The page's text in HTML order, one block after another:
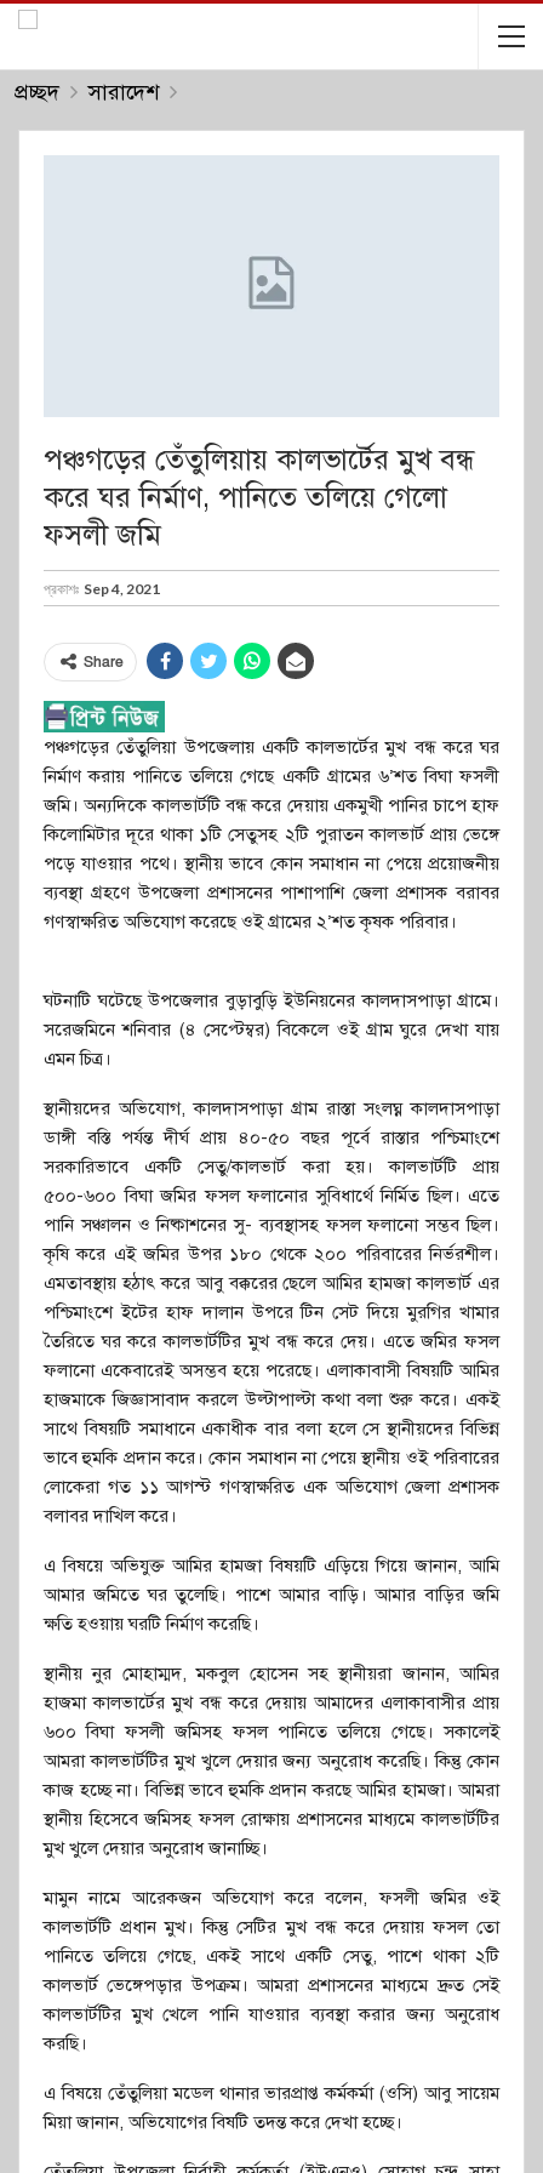
প্রচ্ছদ সারাদেশ
পঞ্চগড়ের তেঁতুলিয়ায় কালভার্টের মুখ বন্ধ
করে ঘর নির্মাণ, পানিতে তলিয়ে গেলো
ফসলী জমি
প্রকাশঃ Sep 4, 2021
Share
পঞ্চগড়ের তেঁতুলিয়া উপজেলায় একটি কালভার্টের মুখ বন্ধ করে ঘর
নির্মাণ করায় পানিতে তলিয়ে গেছে একটি গ্রামের ৬’শত বিঘা ফসলী
জমি। অন্যদিকে কালভার্টটি বন্ধ করে দেয়ায় একমুখী পানির চাপে হাফ
কিলোমিটার দূরে থাকা ১টি সেতুসহ ২টি পুরাতন কালভার্ট প্রায় ভেঙ্গে
পড়ে যাওয়ার পথে। স্থানীয় ভাবে কোন সমাধান না পেয়ে প্রয়োজনীয়
ব্যবস্থা গ্রহণে উপজেলা প্রশাসনের পাশাপাশি জেলা প্রশাসক বরাবর
গণস্বাক্ষরিত অভিযোগ করেছে ওই গ্রামের ২’শত কৃষক পরিবার।
ঘটনাটি ঘটেছে উপজেলার বুড়াবুড়ি ইউনিয়নের কালদাসপাড়া গ্রামে।
সরেজমিনে শনিবার (৪ সেপ্টেম্বর) বিকেলে ওই গ্রাম ঘুরে দেখা যায়
এমন চিত্র।
স্থানীয়দের অভিযোগ, কালদাসপাড়া গ্রাম রাস্তা সংলঘ্ন কালদাসপাড়া
ডাঙ্গী বস্তি পর্যন্ত দীর্ঘ প্রায় ৪০-৫০ বছর পূর্বে রাস্তার পশ্চিমাংশে
সরকারিভাবে একটি সেতু/কালভার্ট করা হয়। কালভার্টটি প্রায়
৫০০-৬০০ বিঘা জমির ফসল ফলানোর সুবিধার্থে নির্মিত ছিল। এতে
পানি সঞ্চালন ও নিষ্কাশনের সু- ব্যবস্থাসহ ফসল ফলানো সম্ভব ছিল।
কৃষি করে এই জমির উপর ১৮০ থেকে ২০০ পরিবারের নির্ভরশীল।
এমতাবস্থায় হঠাৎ করে আবু বক্করের ছেলে আমির হামজা কালভার্ট এর
পশ্চিমাংশে ইটের হাফ দালান উপরে টিন সেট দিয়ে মুরগির খামার
তৈরিতে ঘর করে কালভার্টটির মুখ বন্ধ করে দেয়। এতে জমির ফসল
ফলানো একেবারেই অসম্ভব হয়ে পরেছে। এলাকাবাসী বিষয়টি আমির
হাজমাকে জিজ্ঞাসাবাদ করলে উল্টাপাল্টা কথা বলা শুরু করে। একই
সাথে বিষয়টি সমাধানে একাধীক বার বলা হলে সে স্থানীয়দের বিভিন্ন
ভাবে হুমকি প্রদান করে। কোন সমাধান না পেয়ে স্থানীয় ওই পরিবারের
লোকেরা গত ১১ আগস্ট গণস্বাক্ষরিত এক অভিযোগ জেলা প্রশাসক
বলাবর দাখিল করে।
এ বিষয়ে অভিযুক্ত আমির হামজা বিষয়টি এড়িয়ে গিয়ে জানান, আমি
আমার জমিতে ঘর তুলেছি। পাশে আমার বাড়ি। আমার বাড়ির জমি
ক্ষতি হওয়ায় ঘরটি নির্মাণ করেছি।
স্থানীয় নুর মোহাম্মদ, মকবুল হোসেন সহ স্থানীয়রা জানান, আমির
হাজমা কালভার্টের মুখ বন্ধ করে দেয়ায় আমাদের এলাকাবাসীর প্রায়
৬০০ বিঘা ফসলী জমিসহ ফসল পানিতে তলিয়ে গেছে। সকালেই
আমরা কালভার্টটির মুখ খুলে দেয়ার জন্য অনুরোধ করেছি। কিন্তু কোন
কাজ হচ্ছে না। বিভিন্ন ভাবে হুমকি প্রদান করছে আমির হামজা। আমরা
স্থানীয় হিসেবে জমিসহ ফসল রোক্ষায় প্রশাসনের মাধ্যমে কালভার্টটির
মুখ খুলে দেয়ার অনুরোধ জানাচ্ছি।
মামুন নামে আরেকজন অভিযোগ করে বলেন, ফসলী জমির ওই
কালভার্টটি প্রধান মুখ। কিন্তু সেটির মুখ বন্ধ করে দেয়ায় ফসল তো
পানিতে তলিয়ে গেছে, একই সাথে একটি সেতু, পাশে থাকা ২টি
কালভার্ট ভেঙ্গেপড়ার উপক্রম। আমরা প্রশাসনের মাধ্যমে দ্রুত সেই
কালভার্টটির মুখ খেলে পানি যাওয়ার ব্যবস্থা করার জন্য অনুরোধ
করছি।
এ বিষয়ে তেঁতুলিয়া মডেল থানার ভারপ্রাপ্ত কর্মকর্মা (ওসি) আবু সায়েম
মিয়া জানান, অভিযোগের বিষটি তদন্ত করে দেখা হচ্ছে।